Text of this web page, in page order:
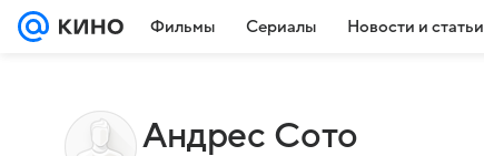
Фильмы Сериалы Новости и статьи
Андрес Сото